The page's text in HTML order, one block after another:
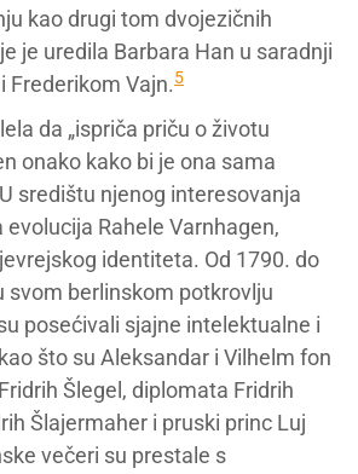
kao drugi tom dvojezičnih
je uredila Barbara Han u saradnji
Frederikom Vajn.5
da „ispriča priču o životu
onako kako bi je ona sama
središtu njenog interesovanja
evolucija Rahele Varnhagen,
identiteta. Od 1790. do
svom berlinskom potkrovlju
posećivali sjajne intelektualne i
što su Aleksandar i Vilhelm fon
Šlegel, diplomata Fridrih
Šlajermaher i pruski princ Luj
večeri su prestale s